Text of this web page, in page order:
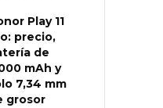
Play 11
precio,
de
mAh y
7,34 mm
grosor